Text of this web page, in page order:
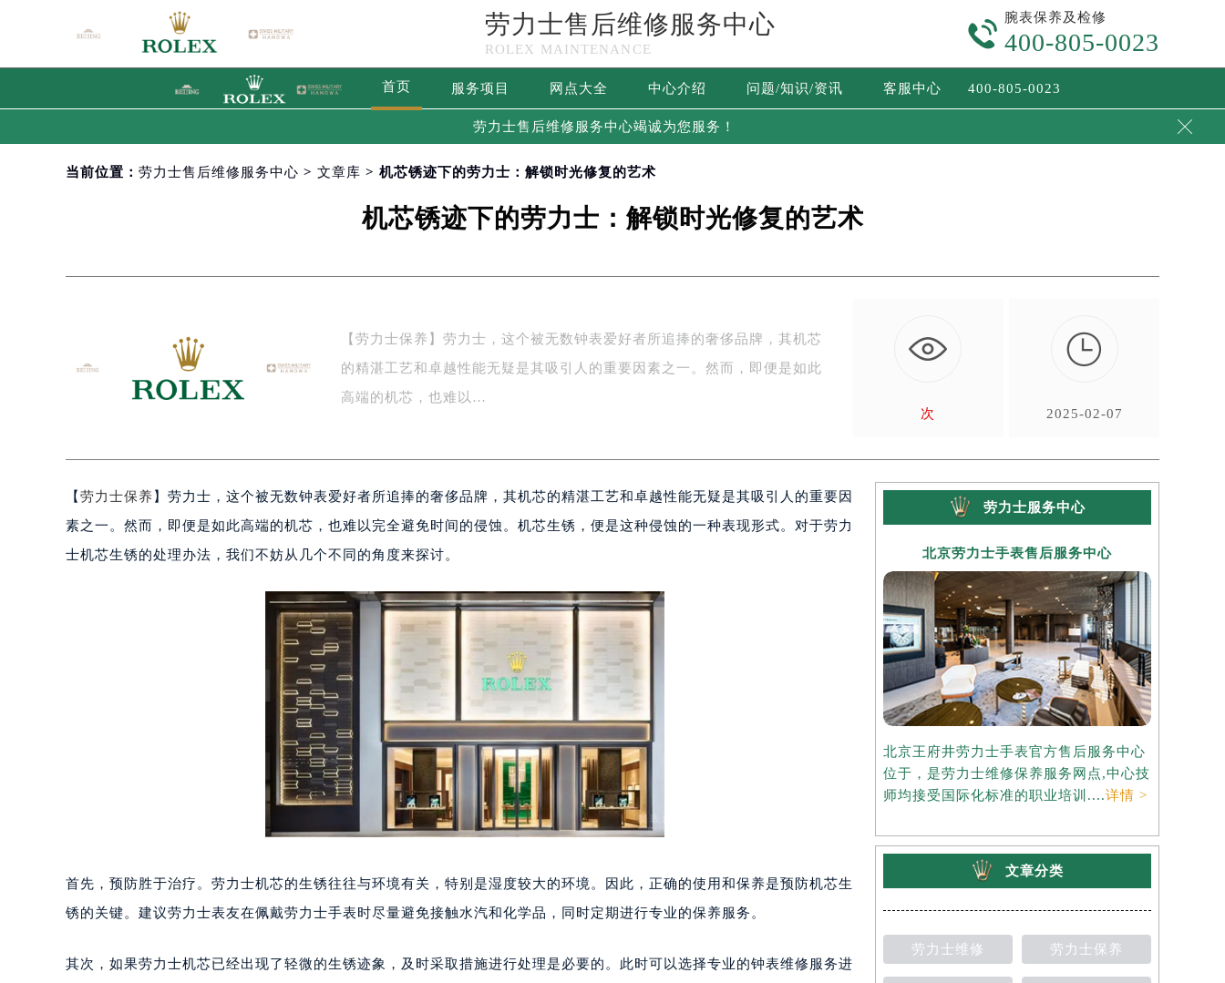
劳力士售后维修服务中心
ROLEX MAINTENANCE

腕表保养及检修
400-805-0023
首页 服务项目 网点大全 中心介绍 问题/知识/资讯 客服中心 400-805-0023
劳力士售后维修服务中心竭诚为您服务！ 
当前位置： 劳力士售后维修服务中心 > 文章库 > 机芯锈迹下的劳力士：解锁时光修复的艺术
机芯锈迹下的劳力士：解锁时光修复的艺术
【劳力士保养】劳力士，这个被无数钟表爱好者所追捧的奢侈品牌，其机芯
的精湛工艺和卓越性能无疑是其吸引人的重要因素之一。然而，即便是如此
高端的机芯，也难以…
次

2025-02-07
【 劳力士保养 】劳力士，这个被无数钟表爱好者所追捧的奢侈品牌，其机芯的精湛工艺和卓越性能无疑是其吸引人的重要因
素之一。然而，即便是如此高端的机芯，也难以完全避免时间的侵蚀。机芯生锈，便是这种侵蚀的一种表现形式。对于劳力
士机芯生锈的处理办法，我们不妨从几个不同的角度来探讨。
首先，预防胜于治疗。劳力士机芯的生锈往往与环境有关，特别是湿度较大的环境。因此，正确的使用和保养是预防机芯生
锈的关键。建议劳力士表友在佩戴劳力士手表时尽量避免接触水汽和化学品，同时定期进行专业的保养服务。
其次，如果劳力士机芯已经出现了轻微的生锈迹象，及时采取措施进行处理是必要的。此时可以选择专业的钟表维修服务进
劳力士服务中心
北京劳力士手表售后服务中心
北京王府井劳力士手表官方售后服务中心
位于，是劳力士维修保养服务网点,中心技
师均接受国际化标准的职业培训....详情 >
文章分类
劳力士维修 劳力士保养